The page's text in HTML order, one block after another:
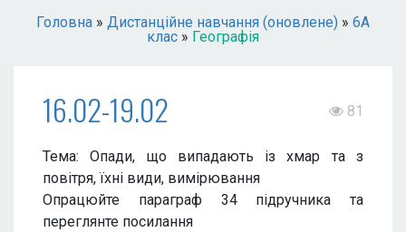
Головна » Дистанційне навчання (оновлене) » 6А
клас » Географія
16.02-19.02 81
Тема: Опади, що випадають із хмар та з
повітря, їхні види, вимірювання
Опрацюйте параграф 34 підручника та
переглянте посилання